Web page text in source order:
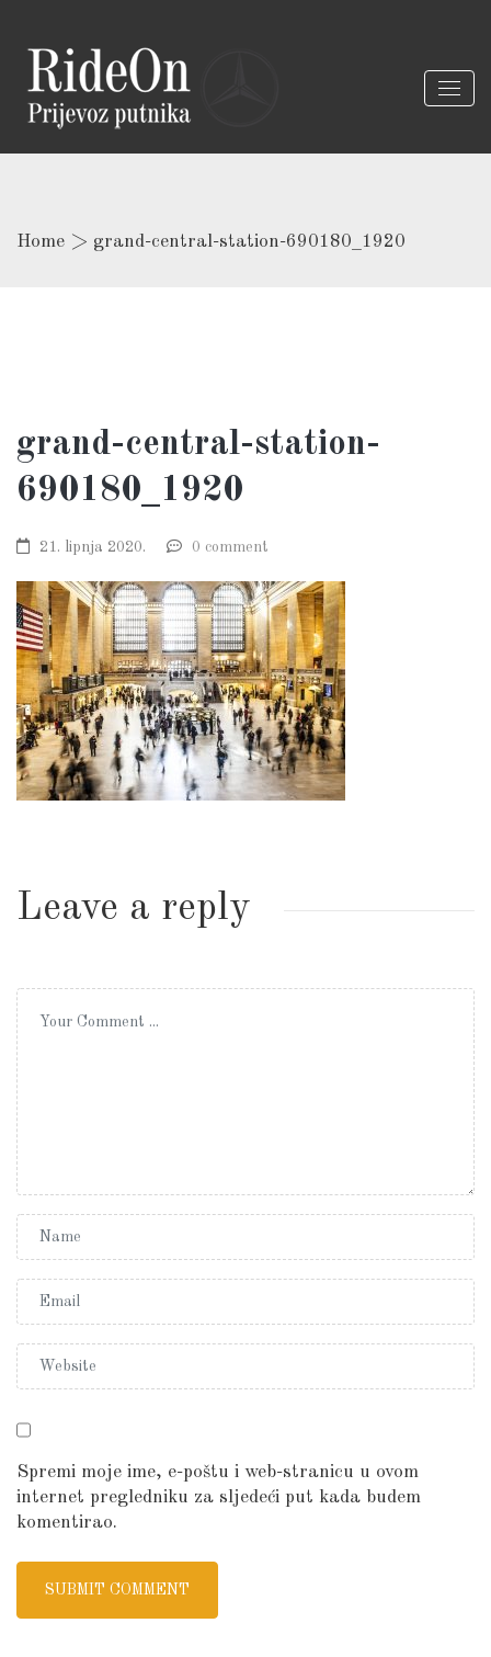
Home > grand-central-station-690180_1920
grand-central-station-
690180_1920
21. lipnja 2020. 0 comment
Leave a reply
Spremi moje ime, e-poštu i web-stranicu u ovom
internet pregledniku za sljedeći put kada budem
komentirao.